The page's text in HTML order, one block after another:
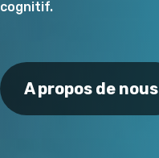
cognitif.
A propos de nous